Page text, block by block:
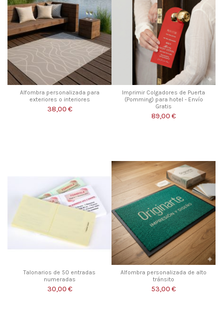
Alfombra personalizada para
exteriores o interiores
38,00 €
Imprimir Colgadores de Puerta
(Pomming) para hotel - Envío
Gratis
89,00 €
Talonarios de 50 entradas
numeradas
30,00 €
Alfombra personalizada de alto
tránsito
53,00 €